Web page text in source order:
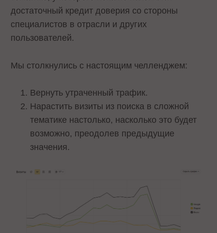
достаточный кредит доверия со стороны
специалистов в отрасли и других
пользователей.
Мы столкнулись с настоящим челленджем:
Вернуть утраченный трафик.
Нарастить визиты из поиска в сложной
тематике настолько, насколько это будет
возможно, преодолев предыдущие
значения.